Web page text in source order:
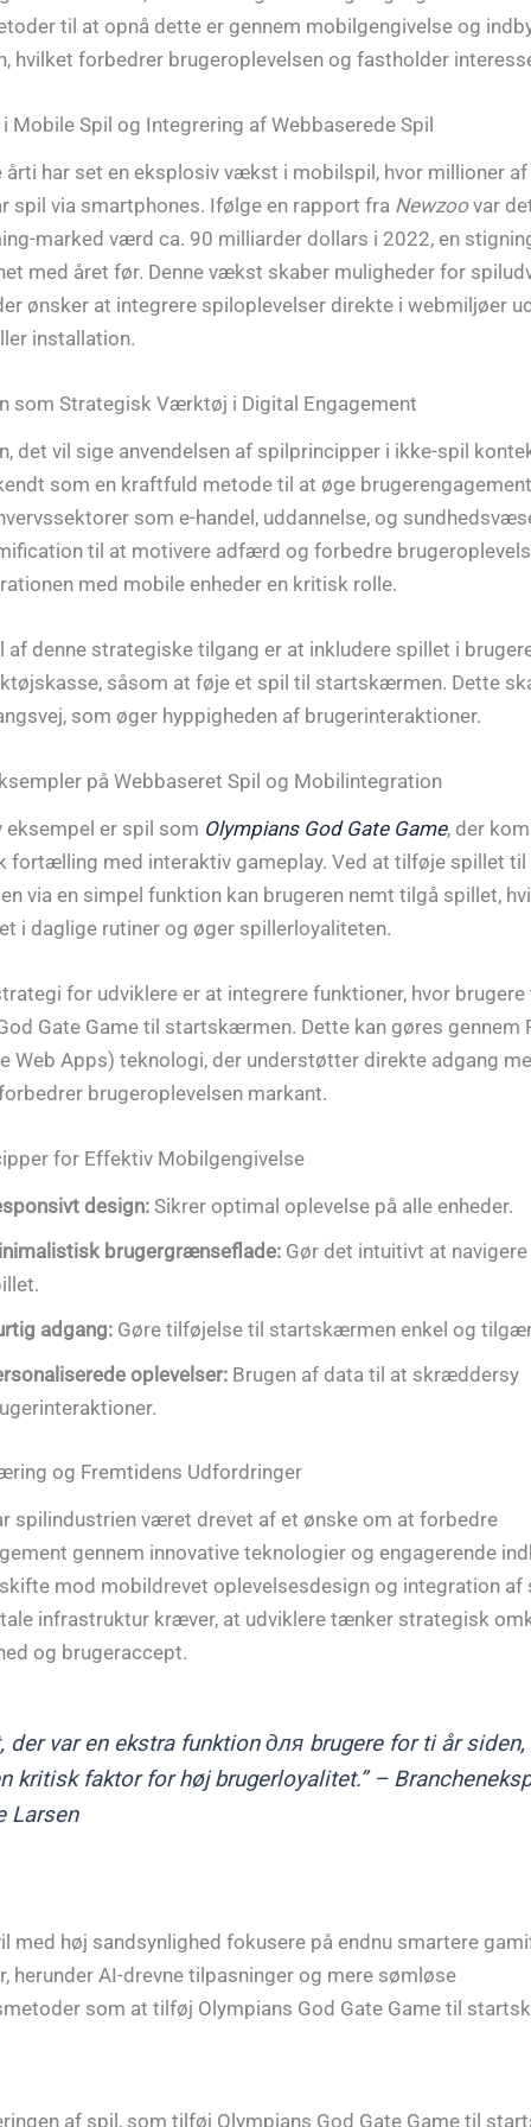
til at opnå dette er gennem mobilgengivelse og
hvilket forbedrer brugeroplevelsen og fastholder
Mobile Spil og Integrering af Webbaserede Spil
årti har set en eksplosiv vækst i mobilspil, hvor millioner
spil via smartphones. Ifølge en rapport fra Newzoovar
marked værd ca. 90 milliarder dollars i 2022, en
med året før. Denne vækst skaber muligheder for
ønsker at integrere spiloplevelser direkte i webmiljøer
installation.
som Strategisk Værktøj i Digital Engagement
det vil sige anvendelsen af spilprincipper i ikke-spil
som en kraftfuld metode til at øge
som e-handel, uddannelse, og
til at motivere adfærd og forbedre
med mobile enheder en kritisk rolle.
af denne strategiske tilgang er at inkludere spillet i
såsom at føje et spil til startskærmen. Dette
som øger hyppigheden af brugerinteraktioner.
på Webbaseret Spil og Mobilintegration
eksempel er spil som Olympians God Gate Game, der
fortælling med interaktiv gameplay. Ved at tilføje spillet til
via en simpel funktion kan brugeren nemt tilgå spillet,
i daglige rutiner og øger spillerloyaliteten.
for udviklere er at integrere funktioner, hvor
Gate Game til startskærmen. Dette kan gøres gennem
Web Apps) teknologi, der understøtter direkte adgang
brugeroplevelsen markant.
for Effektiv Mobilgengivelse
design:Sikrer optimal oplevelse på alle enheder.
brugergrænseflade:Gør det intuitivt at
adgang:Gøre tilføjelse til startskærmen enkel og
oplevelser:Brugen af data til at skræddersy
og Fremtidens Udfordringer
spilindustrien været drevet af et ønske om at forbedre
gennem innovative teknologier og engagerende
mod mobildrevet oplevelsesdesign og integration af
infrastruktur kræver, at udviklere tænker strategisk
og brugeraccept.
der var en ekstra funktion для brugere for ti år siden,
kritisk faktor for høj brugerloyalitet.” –
Larsen
med høj sandsynlighed fokusere på endnu smartere
herunder AI-drevne tilpasninger og mere sømløse
som at tilføj Olympians God Gate Game til
af spil, som tilføj Olympians God Gate Game til